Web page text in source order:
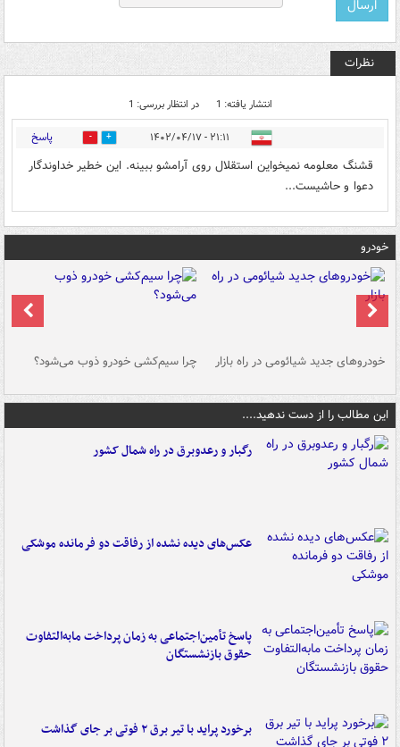
نظرات
انتشار یافته: 1 در انتظار بررسی: 1
۲۱:۱۱ - ۱۴۰۲/۰۴/۱۷ 1 پاسخ
قشنگ معلومه نمیخواین استقلال روی آرامشو ببینه. این خطیر خداوندگار
دعوا و حاشیست...
خودرو
خودروهای جدید شیائومی در راه بازار چرا سیم‌کشی خودرو ذوب می‌شود؟
این مطالب را از دست ندهید....
رگبار و رعدوبرق در راه شمال کشور
عکس‌های دیده نشده از رفاقت دو فرمانده‌ موشکی
پاسخ تأمین‌اجتماعی به زمان پرداخت مابه‌التفاوت
حقوق بازنشستگان
برخورد پراید با تیر برق ۲ فوتی بر جای گذاشت